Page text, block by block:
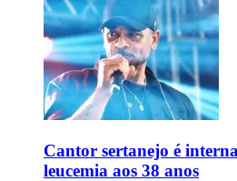
Cantor sertanejo é
leucemia aos 38 anos